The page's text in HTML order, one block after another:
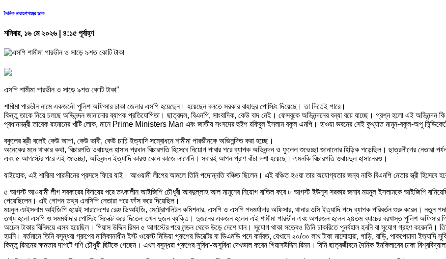
দৈনিক নারায়ণগঞ্জের ডাক
শনিবার, ১৬ মে ২০২৬ | ৪:১৫ পূর্বাহ্ণ
এসপি শামীমা পারভীন ও সাড়ে ৯শত কোটি টাকা”
শামীমা পারভীন নামে একজনৌ পুলিশ অফিসার ঢাকা জেলার এসপি হয়েছেন। হয়েছেন বলতে সরকার বাহাদুর পোস্টিং দিয়েছে। তা দিতেই পারে।
কিন্তু তাকে নিয়ে চলছে অভিনন্দন জানানোর ব্যাপক প্রতিযোগিতা। ছাত্রদল, বিএনপি, সাংবাদিক, কেউ বাদ নেই। ফেসবুকে অভিনন্দনের বন্যা বয়ে যাচ্ছে। প্রশ্ন হলো এই অভিনন্দন কি
প্রধানমন্ত্রী তারেক রহমানের খাঁটি লোক, মানে Prime Ministers Man এবং জাতীয় সংসদের হুইপ রকিবুল ইসলাম বকুল এমপি। হাওয়া ভবনের সেই কুখ্যাত মামুন-বকুল-অপু
বকুলের স্ত্রী বলেই কেউ আপা, কেউ ভাবী, কেউ চাচি ইত্যাদি সম্বোধনে শামীমা পারভীনকে অভিনন্দিত করা হচ্ছে।
অনেকের মনে থাকার কথা, বিচারপতি ওবায়দুল হাসান প্রধান বিচারপতি হিসেবে নিয়োগ পাবার পরে ব্যাপক অভিনন্দন ও ফুলেল শুভেচ্ছা জানানোর হিড়িক পড়েছিল। ছাত্রলীগের নেতারা
এবং ৫ আগস্টের পরে এই শুভেচ্ছা, অভিনন্দন ইত্যাদি কারও কোন কাজে লাগেনি। সবারই আপন প্রাণ বাঁচা দশা হয়েছে। এমনকি বিচারপতি ওবায়দুল হাসানেরও।
যাইহোক, এই শামীমা পারভীনের প্রসঙ্গে ফিরে যাই। আওয়ামী লীগের আমলে তিনি পদোন্নতি বঞ্চিত ছিলেন। এই বঞ্চিত হওয়া তার অযোগ্যতার জন্য নাকি বিএনপি নেতার স্ত্রী হিসেবে
৫ আগস্ট আওয়ামী লীগ সরকারের বিদায়ের পরে তৎকালীন আইজিপি চৌধুরী আবদুল্লাহ আল মামুনের নিয়োগ বাতিল করে ৮ আগস্ট ইউনূস সরকার জনাব ময়নুল ইসলামকে আইজিপি
পেয়েছিলেন। এই গোপন তথ্য এনসিপি নেতারা পরে ফাঁস করে দিয়েছিল।
ময়নুল ঞইসলাম আইজিপি হয়েই সারাদেশের রেঞ্জ ডিআইজি, মেট্রোপলিটন কমিশনার, এসপি ও এসপি পদমর্যাদার অফিসার, থানার ওসি ইত্যাদি পদে ব্যাপক পরিবর্তন শুরু করেন। নতুন
তথ্য হলো এসপি ও সমমর্যাদার পোস্টিং সিলেক্ট করে দিতেন তখন দুজন ব্যক্তি। দুজনের একজন হলেন এই শামীমা পারভীন এবং অপরজন হলেন ২৪তম ব্যাচের বরখাস্ত পুলিশ অফিসার
অঢেল টাকার বিনিময়ে এসব হয়েছিল। গিয়াস উদ্দিন রিমন ৫ আগস্টের পরে লন্ডন থেকে উড়ে দেশে যান। সুযোগ থাকা সত্বেও তিনি চাকরিতে পুনর্বহাল হননি বা সুযোগ গ্রহণ করেননি।
হয়নি। বর্তমানে তিনি বসুন্ধরা গ্রুপের মালিকানাধীন ইস্ট ওয়েস্ট মিডিয়া গ্রুপের ডিরেক্টর বা ডিএমডি পদে কর্মরত, যেখানে ২০/৩০ লাখ টাকা মাসোহারা, গাড়ি, বাড়ি, পাকপেয়াদা
কিন্তু রিমনের ক্ষমতার দাপটে গণি চৌধুরী ছিটকে গেছেন। এখন বসুন্ধরা গ্রুপের সুবিধা-অসুবিধা দেখভাল করেন গিয়াসউদ্দিন রিমন। যিনি ছাত্রজীবনে দৈনিক ইনকিলাবের ঢাকা